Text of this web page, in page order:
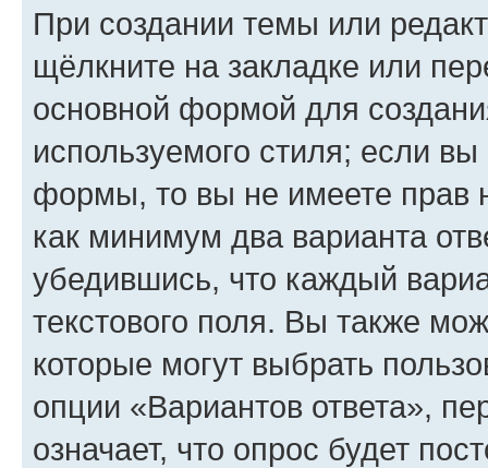
При создании темы или
щёлкните на закладке или
основной формой для
используемого стиля; если
формы, то вы не имеете прав
как минимум два варианта
убедившись, что каждый
текстового поля. Вы также
которые могут выбрать
опции «Вариантов ответа»,
означает, что опрос будет